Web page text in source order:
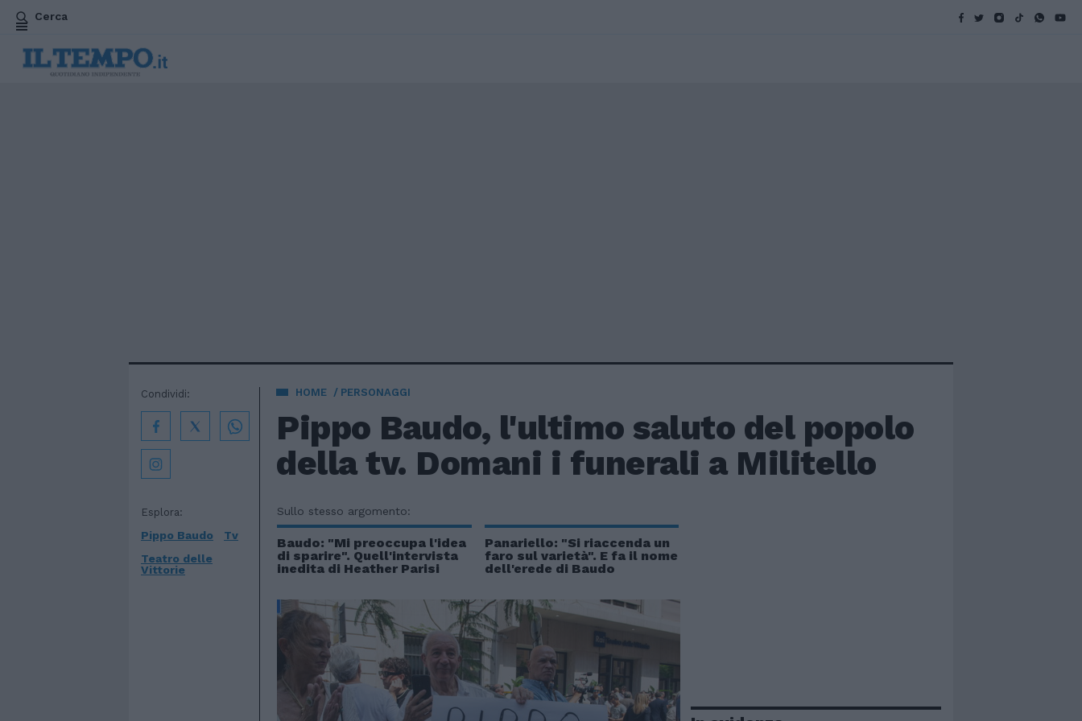
Cerca
HOME PERSONAGGI
Pippo Baudo, l'ultimo saluto del popolo
della tv. Domani i funerali a Militello
Esplora:
Pippo Baudo
Tv
Teatro delle
Vittorie
Condividi:
Sullo stesso argomento:
Baudo: "Mi preoccupa l'idea
di sparire". Quell'intervista
inedita di Heather Parisi
Panariello: "Si riaccenda un
faro sul varietà". E fa il nome
dell'erede di Baudo